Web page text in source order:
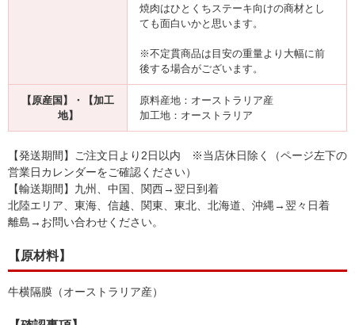
焼肉はひとくちステーキ向けの商材とし
ても面白いかと思います。
※不定貫商品は目安の重量より大幅に前
後する場合がございます。
【原産国】・【加工
地】
原料産地：オーストラリア産
加工地：オーストラリア
【発送期間】ご注文日より2日以内 ※当店休日除く（ページ左下の
営業日カレンダーをご確認ください）
【輸送期間】九州、中国、関西→翌日到着
北陸エリア、東海、信越、関東、東北、北海道、沖縄→翌々日着
離島→お問い合わせください。
【原材料】
牛横隔膜（オーストラリア産）